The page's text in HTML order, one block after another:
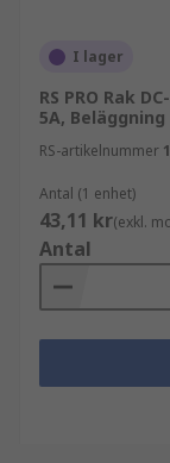
I lager
RS PRO Rak
5A,
RS-artikelnummer
Antal (1 enhet)
43,11 kr(exkl.
Antal